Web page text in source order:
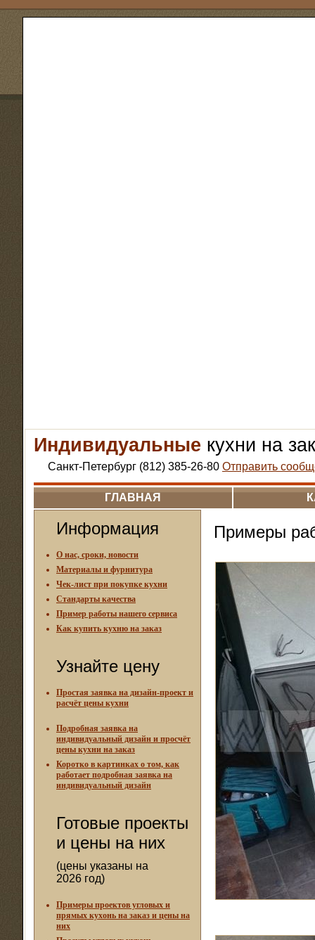
Индивидуальные кухни на
Санкт-Петербург (812) 385-26-80 Отправить
ГЛАВНАЯ
Информация
О нас, сроки, новости
Материалы и фурнитура
Чек-лист при покупке кухни
Стандарты качества
Пример работы нашего сервиса
Как купить кухню на заказ
Узнайте цену
Простая заявка на дизайн-проект и
расчёт цены кухни
Подробная заявка на
индивидуальный дизайн и просчёт
цены кухни на заказ
Коротко в картинках о том, как
работает подробная заявка на
индивидуальный дизайн
Готовые проекты
и цены на них
(цены указаны на
2026 год)
Примеры проектов угловых и
прямых кухонь на заказ и цены на
них
Примеры